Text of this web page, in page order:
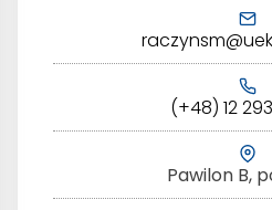
(+48) 12
Pawilon B,